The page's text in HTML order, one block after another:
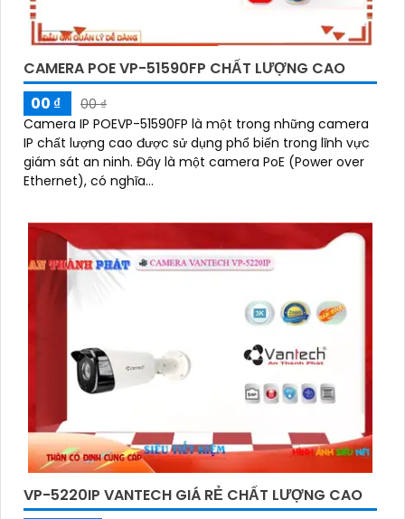
CAMERA POE VP-51590FP CHẤT LƯỢNG CAO
00 ₫
00 ₫
Camera IP POEVP-51590FP là một trong những camera
IP chất lượng cao được sử dụng phổ biến trong lĩnh vực
giám sát an ninh. Đây là một camera PoE (Power over
Ethernet), có nghĩa...
VP-5220IP VANTECH GIÁ RẺ CHẤT LƯỢNG CAO